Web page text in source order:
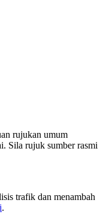
rujukan umum
Sila rujuk sumber rasmi
trafik dan menambah
.